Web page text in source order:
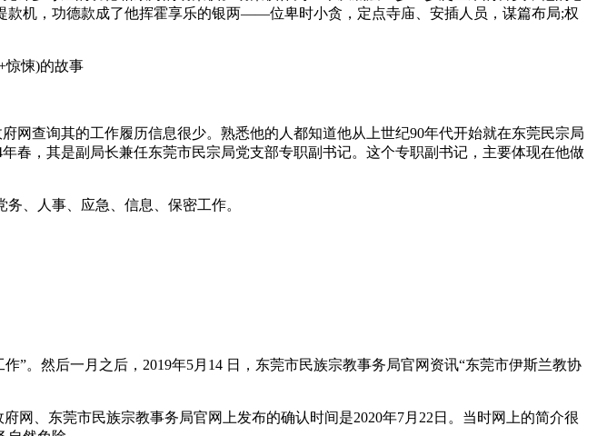
机，功德款成了他挥霍享乐的银两——位卑时小贪，定点寺庙、安插人员，谋篇布局;权
悚)的故事
查询其的工作履历信息很少。熟悉他的人都知道他从上世纪90年代开始就在东莞民宗局
春，其是副局长兼任东莞市民宗局党支部专职副书记。这个专职副书记，主要体现在他做
、人事、应急、信息、保密工作。
。然后一月之后，2019年5月14 日，东莞市民族宗教事务局官网资讯“东莞市伊斯兰教协
、东莞市民族宗教事务局官网上发布的确认时间是2020年7月22日。当时网上的简介很